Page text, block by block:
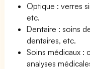
Optique : verres
etc.
Dentaire : soins
dentaires, etc.
Soins médicaux :
analyses